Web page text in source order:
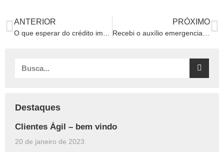
Destaques
Clientes Ágil – bem vindo
20 de janeiro de 2023
ANTERIOR PRÓXIMO